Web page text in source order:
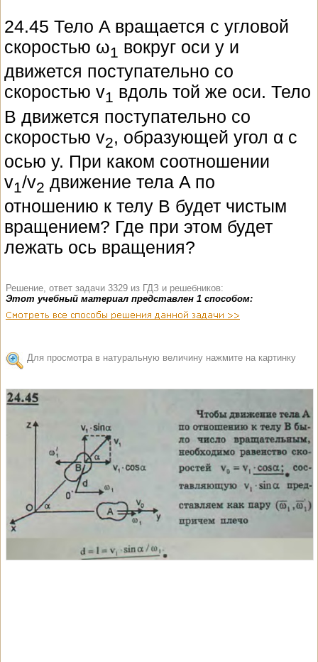
24.45 Тело A вращается с угловой
скоростью ω1 вокруг оси y и
движется поступательно со
скоростью v1 вдоль той же оси. Тело
B движется поступательно со
скоростью v2, образующей угол α с
осью y. При каком соотношении
v1/v2 движение тела A по
отношению к телу B будет чистым
вращением? Где при этом будет
лежать ось вращения?
Решение, ответ задачи 3329 из ГДЗ и решебников:
Этот учебный материал представлен 1 способом:
Для просмотра в натуральную величину нажмите на картинку